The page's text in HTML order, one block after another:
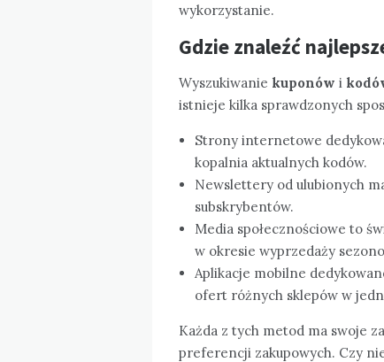
wykorzystanie.
Gdzie znaleźć
Wyszukiwanie kuponów i
istnieje kilka sprawdzonych
Strony internetowe
kopalnia aktualnych kodów.
Newslettery od ulubionych
subskrybentów.
Media społecznościowe to
w okresie wyprzedaży
Aplikacje mobilne
ofert różnych sklepów w
Każda z tych metod ma swoje
preferencji zakupowych. Czy